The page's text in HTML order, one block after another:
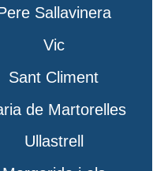
Sallavinera
Vic
Sant Climent
de Martorelles
Ullastrell